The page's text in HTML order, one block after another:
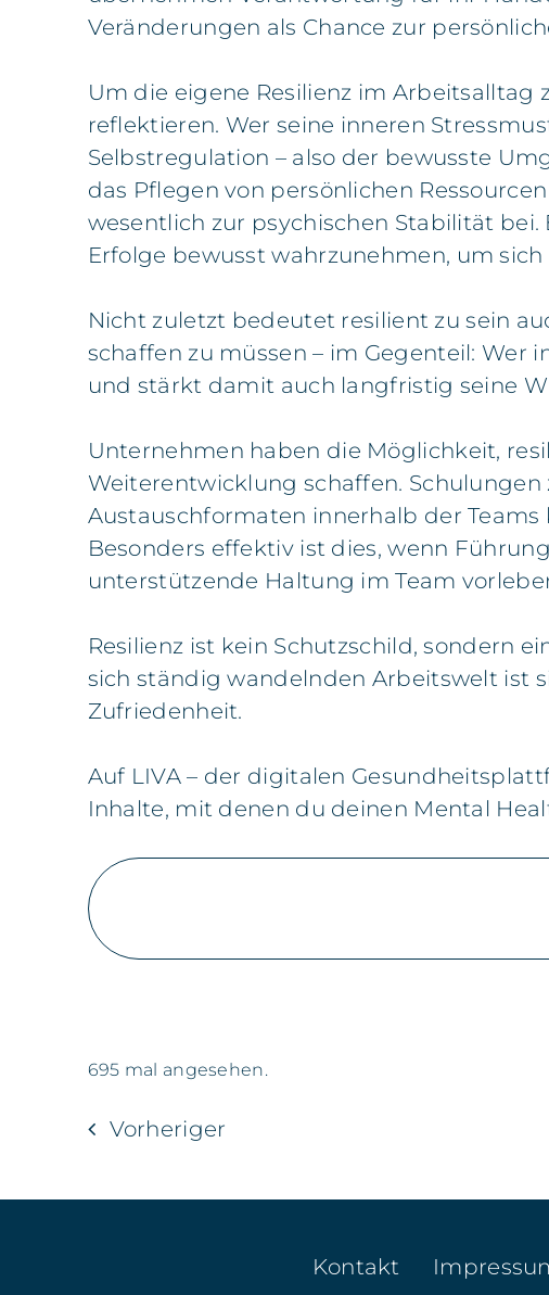
Veränderungen als Chance zur
Um die eigene Resilienz im Arbeitsalltag
reflektieren. Wer seine inneren
Selbstregulation – also der bewusste
das Pflegen von persönlichen
wesentlich zur psychischen Stabilität bei.
Erfolge bewusst wahrzunehmen, um
Nicht zuletzt bedeutet resilient zu sein
schaffen zu müssen – im Gegenteil:
und stärkt damit auch langfristig seine
Unternehmen haben die Möglichkeit,
Weiterentwicklung schaffen.
Austauschformaten innerhalb der
Besonders effektiv ist dies, wenn
unterstützende Haltung im Team
Resilienz ist kein Schutzschild, sondern
sich ständig wandelnden Arbeitswelt ist
Zufriedenheit.
Auf LIVA – der digitalen
Inhalte, mit denen du deinen Mental
695 mal angesehen.
Vorheriger
Kontakt